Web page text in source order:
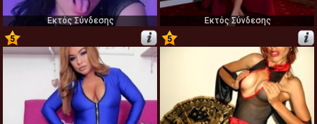
Εκτός Σύνδεσης
Εκτός Σύνδεσης
5
55
5